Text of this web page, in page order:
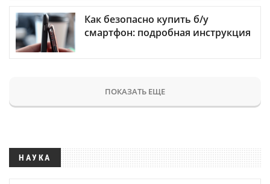
Как безопасно купить б/у
смартфон: подробная инструкция
ПОКАЗАТЬ ЕЩЕ
НАУКА